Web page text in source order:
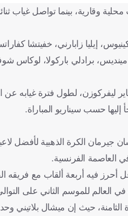
غاب عثمان ديمبلي عن صفوف بي إس جي في 7 مباريات محلية
إيليا زابارني، خفيتشا
برادلي باركولا، لوكاس
ليفركوزن، لطول فترة غيابه عن
حسب سيناريو المباراة.
جيرمان الكرة الذهبية لأفضل
العاصمة الفرنسية.
أحرز فيه أربعة ألقاب مع فريقه
العالم للموسم الثاني على